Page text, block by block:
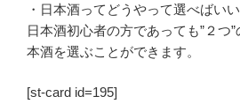
・日本酒ってどうやって選べばい
日本酒初心者の方であっても”２つ
本酒を選ぶことができます。
[st-card id=195]